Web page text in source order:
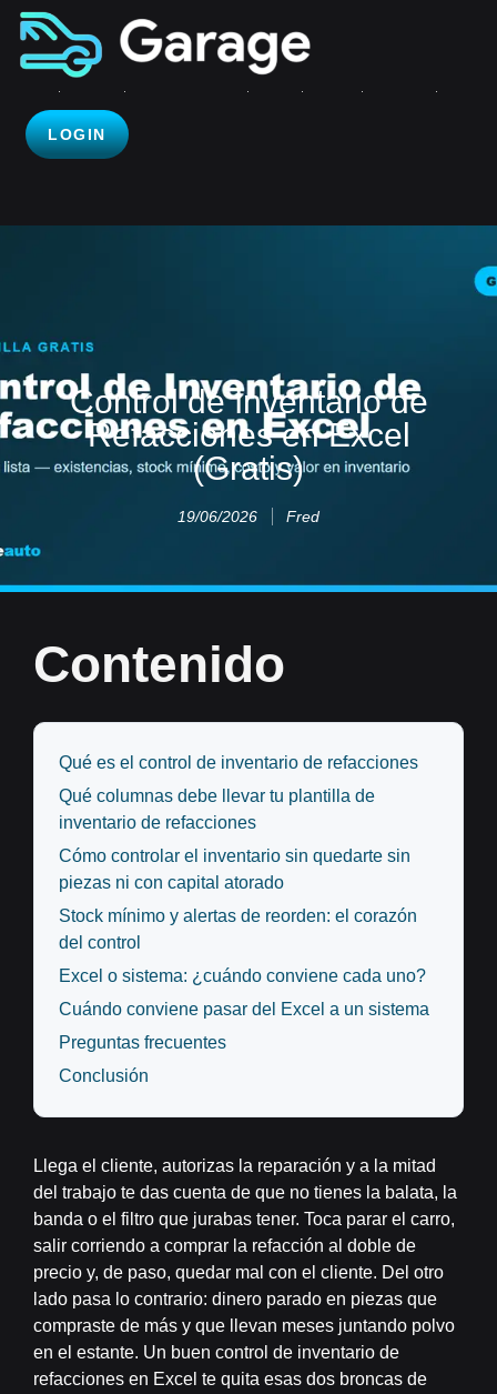
LOGIN
Control de Inventario de
Refacciones en Excel
(Gratis)
19/06/2026 Fred
Contenido
Qué es el control de inventario de refacciones
Qué columnas debe llevar tu plantilla de
inventario de refacciones
Cómo controlar el inventario sin quedarte sin
piezas ni con capital atorado
Stock mínimo y alertas de reorden: el corazón
del control
Excel o sistema: ¿cuándo conviene cada uno?
Cuándo conviene pasar del Excel a un sistema
Preguntas frecuentes
Conclusión
Llega el cliente, autorizas la reparación y a la mitad
del trabajo te das cuenta de que no tienes la balata, la
banda o el filtro que jurabas tener. Toca parar el carro,
salir corriendo a comprar la refacción al doble de
precio y, de paso, quedar mal con el cliente. Del otro
lado pasa lo contrario: dinero parado en piezas que
compraste de más y que llevan meses juntando polvo
en el estante. Un buen control de inventario de
refacciones en Excel te quita esas dos broncas de